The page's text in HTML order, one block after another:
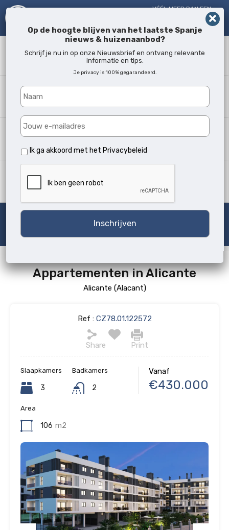
VÉÉL MEER DAN EEN
Waar?
Alle locaties
Woningtype
Alle soorten
Zoeken
Appartementen in Alicante
Alicante (Alacant)
Ref :CZ78.01.122572
Share Print
Vanaf
€430.000
Slaapkamers
3
Badkamers
2
Area
106 m2
Op de hoogte blijven van het laatste Spanje
nieuws & huizenaanbod?
Schrijf je nu in op onze Nieuwsbrief en ontvang relevante
informatie en tips.
Je privacy is 100% gegarandeerd.
Ik ga akkoord met het Privacybeleid